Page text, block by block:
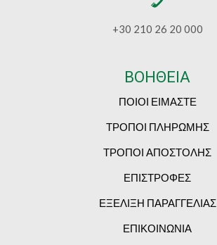
+30 210 26 20 000
ΒΟΗΘΕΙΑ
ΠΟΙΟΙ ΕΙΜΑΣΤΕ
ΤΡΟΠΟΙ ΠΛΗΡΩΜΗΣ
ΤΡΟΠΟΙ ΑΠΟΣΤΟΛΗΣ
ΕΠΙΣΤΡΟΦΕΣ
ΕΞΕΛΙΞΗ ΠΑΡΑΓΓΕΛΙΑΣ
ΕΠΙΚΟΙΝΩΝΙΑ